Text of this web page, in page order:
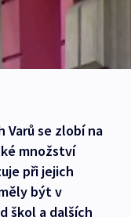
Varů se zlobí na
množství
při jejich
být v
škol a dalších